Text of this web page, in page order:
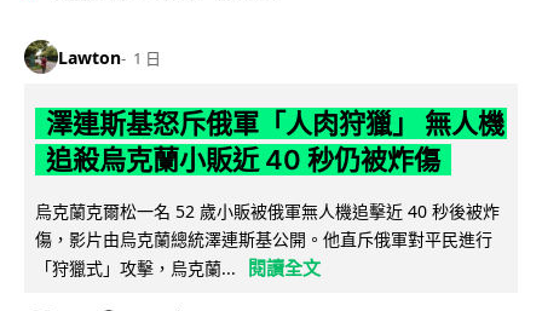
Lawton 1 日
澤連斯基怒斥俄軍「人肉狩獵」 無人機
追殺烏克蘭小販近 40 秒仍被炸傷
烏克蘭克爾松一名 52 歲小販被俄軍無人機追擊近 40 秒後被炸
傷，影片由烏克蘭總統澤連斯基公開。他直斥俄軍對平民進行
「狩獵式」攻擊，烏克蘭...
閱讀全文